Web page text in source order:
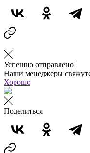
Успешно отправлено!
Наши менеджеры
Хорошо
Поделиться